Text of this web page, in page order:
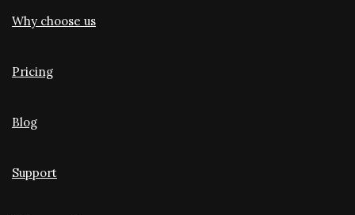
Why choose us
Pricing
Blog
Support